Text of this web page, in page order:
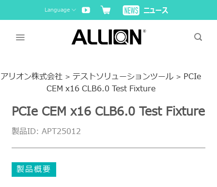
to
Language
アリオン株式会社 >テストソリューションツール > PCIe
CEM x16 CLB6.0 Test Fixture
PCIe CEM x16 CLB6.0 Test Fixture
製品ID: APT25012
製品概要